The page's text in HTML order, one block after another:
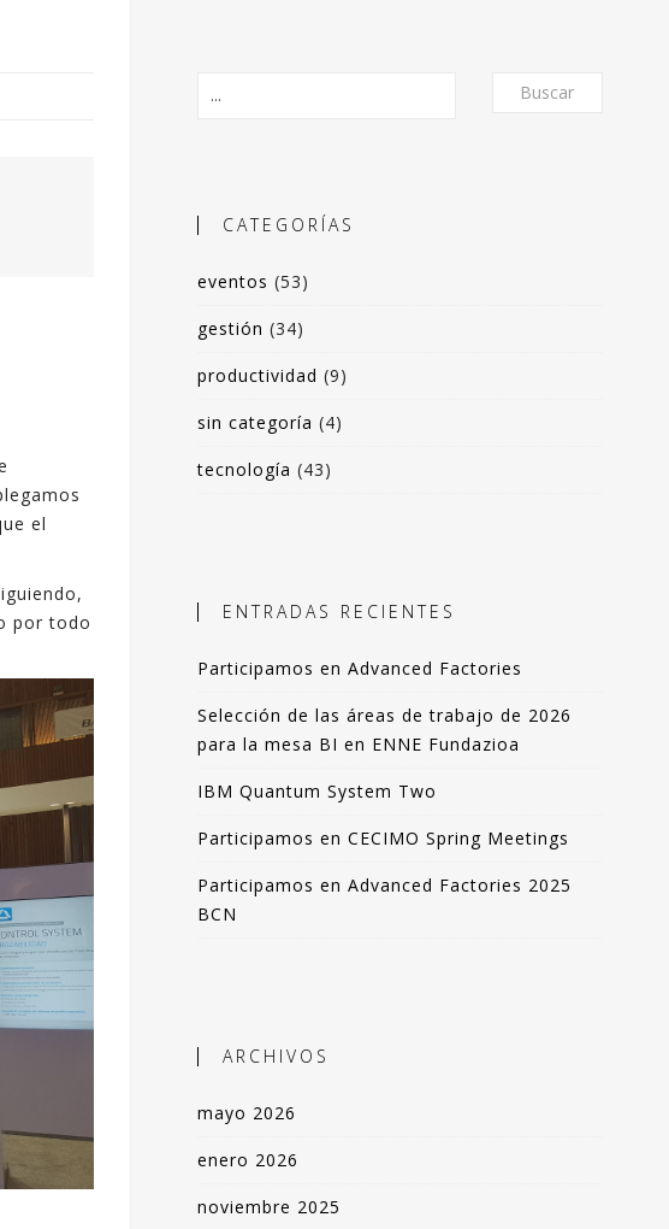
Busco ofrecer un formato de micro-posts que
narren mis experiencias en torno a la
análisis de datos. Desde herramientas de apoyo
para la toma de decisiones, hasta sistemas de
información objetiva basada en datos como
apoyo en la toma de decisiones.
En este blog comparto esas experiencias,
explicadas de forma resumida pero clara. La
mayoría de artículos los podrás leer en 3-4
minutos de tu tiempo.
Espero que lo disfrutes tanto como yo.
- Fernando Sáenz -
el
por todo
Buscar
CATEGORÍAS
eventos (53)
gestión (34)
productividad (9)
sin categoría (4)
tecnología (43)
ENTRADAS RECIENTES
Participamos en Advanced Factories
Selección de las áreas de trabajo de 2026
para la mesa BI en ENNE Fundazioa
IBM Quantum System Two
Participamos en CECIMO Spring Meetings
Participamos en Advanced Factories 2025
BCN
ARCHIVOS
mayo 2026
enero 2026
noviembre 2025